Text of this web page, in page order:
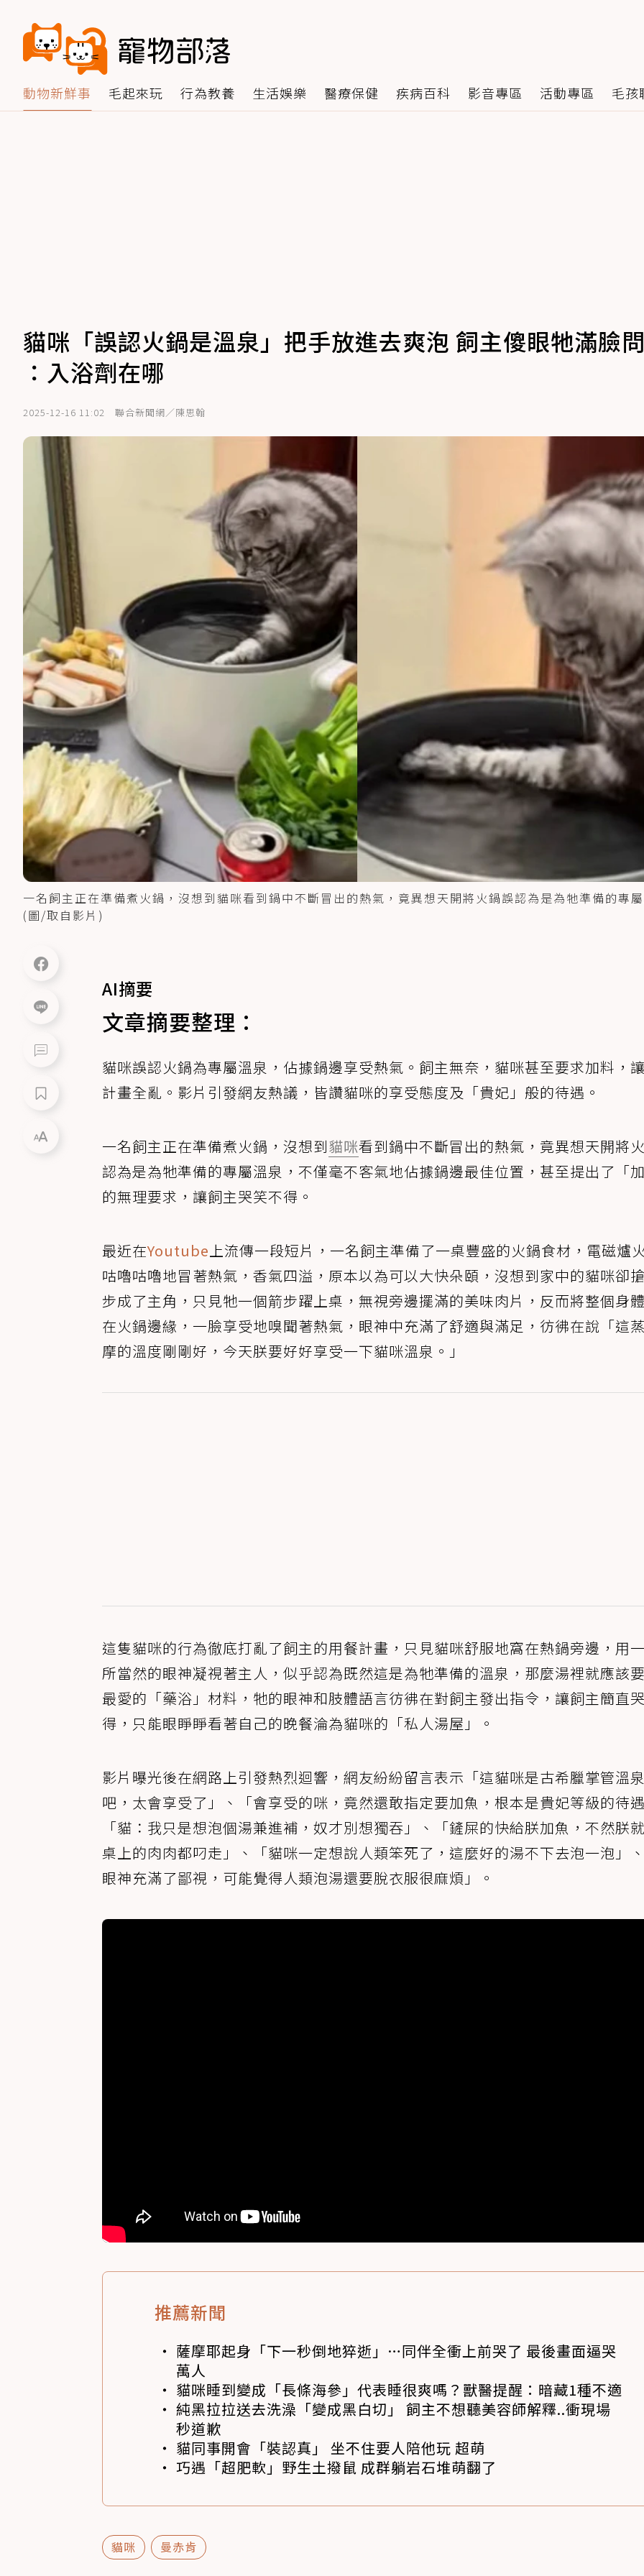
動物新鮮事 毛起來玩 行為教養 生活娛樂 醫療保健 疾病百科 影音專區 活動專區 毛孩
貓咪「誤認火鍋是溫泉」把手放進去爽泡 飼主傻眼牠滿臉
：入浴劑在哪
2025-12-16 11:02 聯合新聞網／陳思翰
一名飼主正在準備煮火鍋，沒想到貓咪看到鍋中不斷冒出的熱氣，竟異想天開將火鍋誤認為是為牠準備的專屬
(圖/取自影片)
AI摘要
文章摘要整理：
貓咪誤認火鍋為專屬溫泉，佔據鍋邊享受熱氣。飼主無奈，貓咪甚至要求加料，
計畫全亂。影片引發網友熱議，皆讚貓咪的享受態度及「貴妃」般的待遇。
一名飼主正在準備煮火鍋，沒想到貓咪看到鍋中不斷冒出的熱氣，竟異想天開將
認為是為牠準備的專屬溫泉，不僅毫不客氣地佔據鍋邊最佳位置，甚至提出了「加
的無理要求，讓飼主哭笑不得。
最近在Youtube上流傳一段短片，一名飼主準備了一桌豐盛的火鍋食材，電磁爐
咕嚕咕嚕地冒著熱氣，香氣四溢，原本以為可以大快朵頤，沒想到家中的貓咪卻
步成了主角，只見牠一個箭步躍上桌，無視旁邊擺滿的美味肉片，反而將整個身
在火鍋邊緣，一臉享受地嗅聞著熱氣，眼神中充滿了舒適與滿足，彷彿在說「這
摩的溫度剛剛好，今天朕要好好享受一下貓咪溫泉。」
這隻貓咪的行為徹底打亂了飼主的用餐計畫，只見貓咪舒服地窩在熱鍋旁邊，用
所當然的眼神凝視著主人，似乎認為既然這是為牠準備的溫泉，那麼湯裡就應該
最愛的「藥浴」材料，牠的眼神和肢體語言彷彿在對飼主發出指令，讓飼主簡直
得，只能眼睜睜看著自己的晚餐淪為貓咪的「私人湯屋」。
影片曝光後在網路上引發熱烈迴響，網友紛紛留言表示「這貓咪是古希臘掌管溫
吧，太會享受了」、「會享受的咪，竟然還敢指定要加魚，根本是貴妃等級的待
「貓：我只是想泡個湯兼進補，奴才別想獨吞」、「鏟屎的快給朕加魚，不然朕
桌上的肉肉都叼走」、「貓咪一定想說人類笨死了，這麼好的湯不下去泡一泡」
眼神充滿了鄙視，可能覺得人類泡湯還要脫衣服很麻煩」。
推薦新聞
薩摩耶起身「下一秒倒地猝逝」…同伴全衝上前哭了 最後畫面逼哭
萬人
貓咪睡到變成「長條海參」代表睡很爽嗎？獸醫提醒：暗藏1種不適
純黑拉拉送去洗澡「變成黑白切」 飼主不想聽美容師解釋..衝現場
秒道歉
貓同事開會「裝認真」 坐不住要人陪他玩 超萌
巧遇「超肥軟」野生土撥鼠 成群躺岩石堆萌翻了
貓咪 曼赤肯